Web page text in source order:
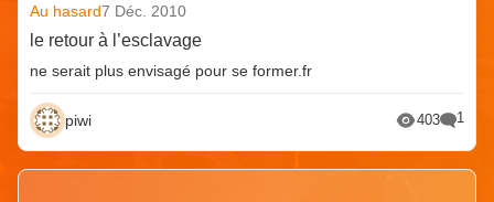
Au hasard7 Déc. 2010
le retour à l’esclavage
ne serait plus envisagé pour se former.fr
piwi 403 1